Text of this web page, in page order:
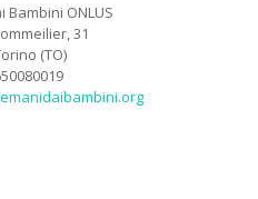
Bambini ONLUS
31
(TO)